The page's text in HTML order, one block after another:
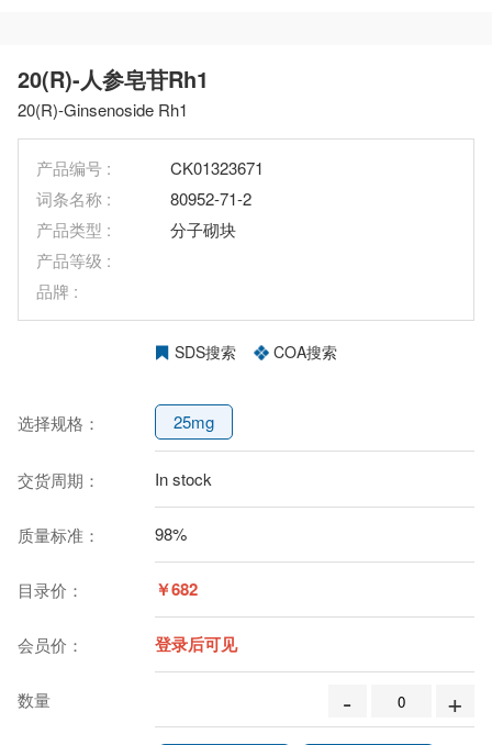
20(R)-人参皂苷Rh1
20(R)-Ginsenoside Rh1
产品编号 :
CK01323671
词条名称 :
80952-71-2
产品类型 :
分子砌块
产品等级 :
品牌 :
SDS搜索 COA搜索
选择规格： 25mg
交货周期： In stock
质量标准： 98%
目录价： ￥682
会员价： 登录后可见
数量 - +